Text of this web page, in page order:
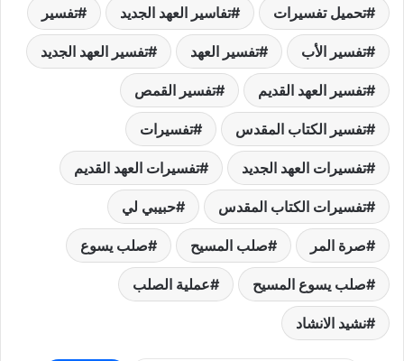
تحميل تفسيرات تفاسير العهد الجديد تفسير
تفسير الأب تفسير العهد تفسير العهد الجديد
تفسير العهد القديم تفسير القمص
تفسير الكتاب المقدس تفسيرات
تفسيرات العهد الجديد تفسيرات العهد القديم
تفسيرات الكتاب المقدس حبيبي لي
صرة المر صلب المسيح صلب يسوع
صلب يسوع المسيح عملية الصلب
نشيد الانشاد